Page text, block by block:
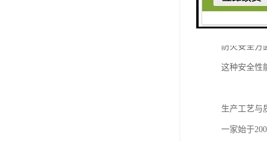
这意味着使
防火安全方
这种安全性
生产工艺与
一家始于